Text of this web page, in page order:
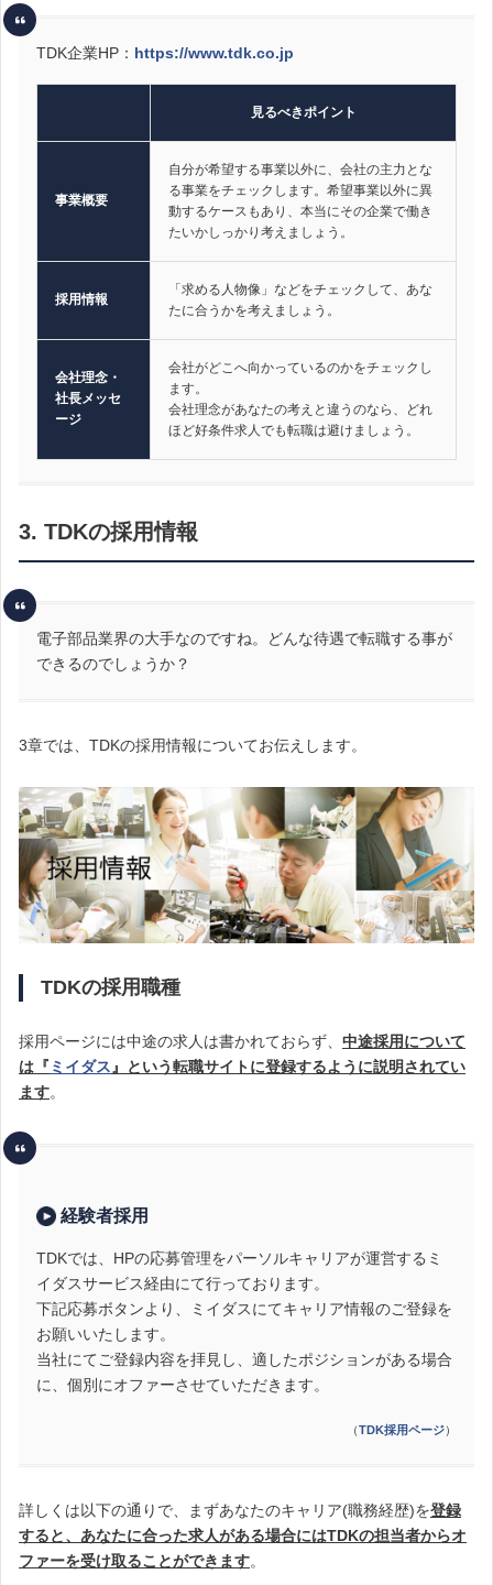
TDK企業HP： https://www.tdk.co.jp
見るべきポイント
事業概要
自分が希望する事業以外に、会社の主力とな
る事業をチェックします。希望事業以外に異
動するケースもあり、本当にその企業で働き
たいかしっかり考えましょう。
採用情報
「求める人物像」などをチェックして、あな
たに合うかを考えましょう。
会社理念・
社長メッセ
ージ
会社がどこへ向かっているのかをチェックし
ます。
会社理念があなたの考えと違うのなら、どれ
ほど好条件求人でも転職は避けましょう。
3. TDKの採用情報
電子部品業界の大手なのですね。どんな待遇で転職する事が
できるのでしょうか？
3章では、TDKの採用情報についてお伝えします。
TDKの採用職種
採用ページには中途の求人は書かれておらず、 中途採用について
は『 ミイダス』という転職サイトに登録するように説明されてい
ます。
経験者採用
TDKでは、HPの応募管理をパーソルキャリアが運営するミ
イダスサービス経由にて行っております。
下記応募ボタンより、ミイダスにてキャリア情報のご登録を
お願いいたします。
当社にてご登録内容を拝見し、適したポジションがある場合
に、個別にオファーさせていただきます。
（TDK採用ページ）
詳しくは以下の通りで、まずあなたのキャリア(職務経歴)を登録
すると、 あなたに合った求人がある場合にはTDKの担当者からオ
ファーを受け取ることができます。